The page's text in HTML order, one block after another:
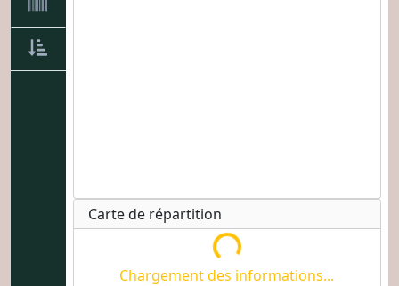
Carte de répartition
Chargement des informations...
Chargement des informations...